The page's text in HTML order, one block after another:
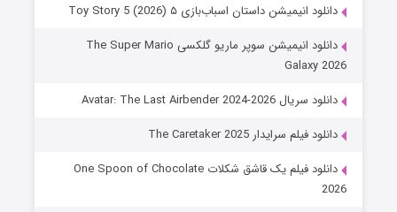
دانلود انیمیشن داستان اسباب‌بازی ۵ Toy Story 5 (2026)
دانلود انیمیشن سوپر ماریو گلکسی The Super Mario
Galaxy 2026
دانلود سریال Avatar: The Last Airbender 2024-2026
دانلود فیلم سرایدار The Caretaker 2025
دانلود فیلم یک قاشق شکلات One Spoon of Chocolate
2026